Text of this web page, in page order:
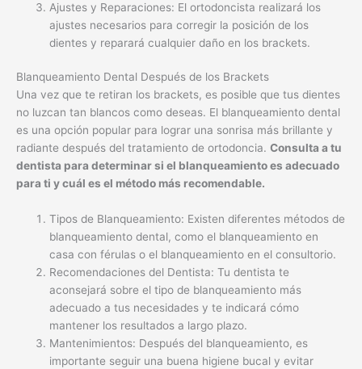
Ajustes y Reparaciones: El ortodoncista realizará los
ajustes necesarios para corregir la posición de los
dientes y reparará cualquier daño en los brackets.
Blanqueamiento Dental Después de los Brackets
Una vez que te retiran los brackets, es posible que tus dientes
no luzcan tan blancos como deseas. El blanqueamiento dental
es una opción popular para lograr una sonrisa más brillante y
radiante después del tratamiento de ortodoncia. Consulta a tu
dentista para determinar si el blanqueamiento es adecuado
para ti y cuál es el método más recomendable.
Tipos de Blanqueamiento: Existen diferentes métodos de
blanqueamiento dental, como el blanqueamiento en
casa con férulas o el blanqueamiento en el consultorio.
Recomendaciones del Dentista: Tu dentista te
aconsejará sobre el tipo de blanqueamiento más
adecuado a tus necesidades y te indicará cómo
mantener los resultados a largo plazo.
Mantenimientos: Después del blanqueamiento, es
importante seguir una buena higiene bucal y evitar